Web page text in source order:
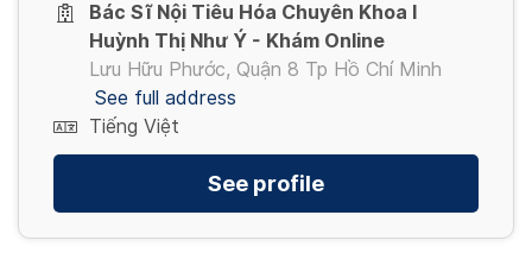
Bác Sĩ Nội Tiêu Hóa Chuyên Khoa I
Huỳnh Thị Như Ý - Khám Online
Lưu Hữu Phước, Quận 8 Tp Hồ Chí Minh
See full address
Tiếng Việt
See profile